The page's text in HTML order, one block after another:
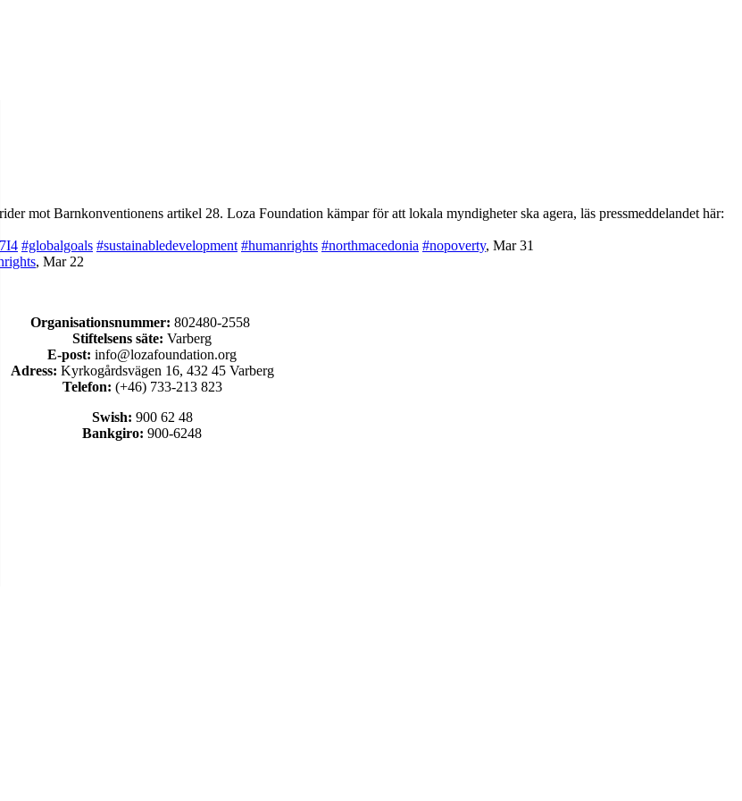
mot Barnkonventionens artikel 28. Loza Foundation kämpar för att lokala myndigheter ska agera, läs pressmeddelandet här:
#globalgoals #sustainabledevelopment #humanrights #northmacedonia #nopoverty, Mar 31
, Mar 22
Organisationsnummer: 802480-2558
Stiftelsens säte: Varberg
E-post: info@lozafoundation.org
Adress: Kyrkogårdsvägen 16, 432 45 Varberg
Telefon: (+46) 733-213 823
Swish: 900 62 48
Bankgiro: 900-6248